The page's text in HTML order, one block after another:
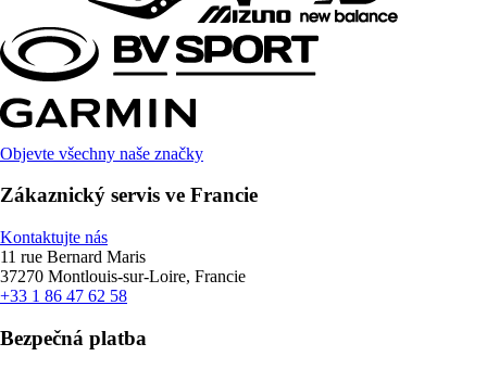
Objevte všechny naše značky
Zákaznický servis ve Francie
Kontaktujte nás
11 rue Bernard Maris
37270 Montlouis-sur-Loire, Francie
+33 1 86 47 62 58
Bezpečná platba